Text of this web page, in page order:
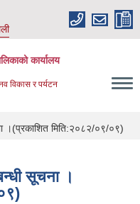
कार्यालय
विकास र पर्यटन
।(प्रकाशित मिति:२०८२/०९/०९)
सूचना ।